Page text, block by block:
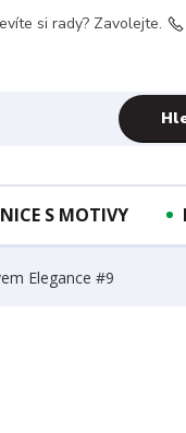
si rady? Zavolejte.
S MOTIVY
Elegance #9